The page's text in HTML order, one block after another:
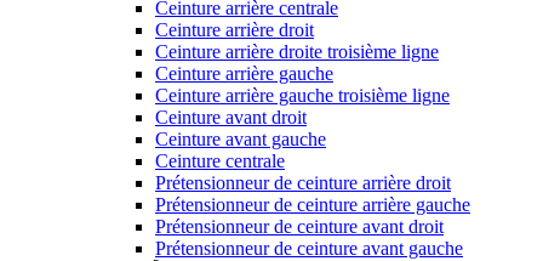
Ceinture arrière centrale
Ceinture arrière droit
Ceinture arrière droite troisième ligne
Ceinture arrière gauche
Ceinture arrière gauche troisième ligne
Ceinture avant droit
Ceinture avant gauche
Ceinture centrale
Prétensionneur de ceinture arrière droit
Prétensionneur de ceinture arrière gauche
Prétensionneur de ceinture avant droit
Prétensionneur de ceinture avant gauche